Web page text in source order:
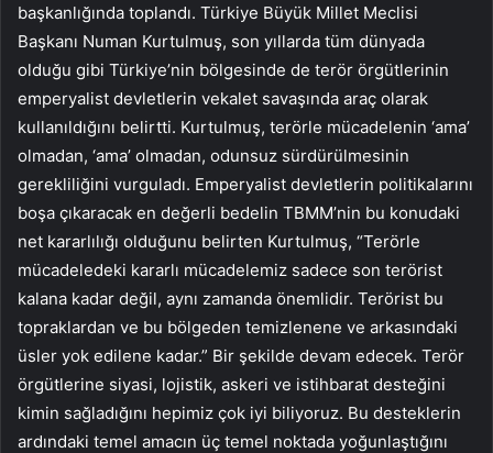
başkanlığında toplandı. Türkiye Büyük Millet Meclisi
Başkanı Numan Kurtulmuş, son yıllarda tüm dünyada
olduğu gibi Türkiye’nin bölgesinde de terör örgütlerinin
emperyalist devletlerin vekalet savaşında araç olarak
kullanıldığını belirtti. Kurtulmuş, terörle mücadelenin ‘ama’
olmadan, ‘ama’ olmadan, odunsuz sürdürülmesinin
gerekliliğini vurguladı. Emperyalist devletlerin politikalarını
boşa çıkaracak en değerli bedelin TBMM’nin bu konudaki
net kararlılığı olduğunu belirten Kurtulmuş, “Terörle
mücadeledeki kararlı mücadelemiz sadece son terörist
kalana kadar değil, aynı zamanda önemlidir. Terörist bu
topraklardan ve bu bölgeden temizlenene ve arkasındaki
üsler yok edilene kadar.” Bir şekilde devam edecek. Terör
örgütlerine siyasi, lojistik, askeri ve istihbarat desteğini
kimin sağladığını hepimiz çok iyi biliyoruz. Bu desteklerin
ardındaki temel amacın üç temel noktada yoğunlaştığını